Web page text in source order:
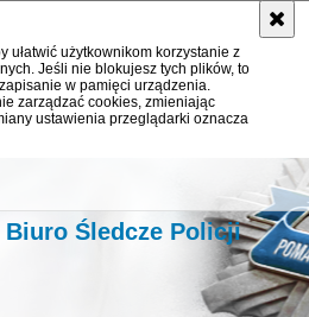
ułatwić użytkownikom korzystanie z
Jeśli nie blokujesz tych plików, to
w pamięci urządzenia.
zarządzać cookies, zmieniając
ustawienia przeglądarki oznacza
Biuro Śledcze Policji